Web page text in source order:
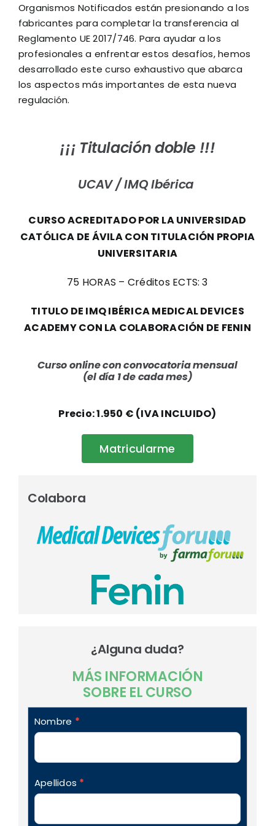
Organismos Notificados están presionando a los
fabricantes para completar la transferencia al
Reglamento UE 2017/746. Para ayudar a los
profesionales a enfrentar estos desafíos, hemos
desarrollado este curso exhaustivo que abarca
los aspectos más importantes de esta nueva
regulación.
¡¡¡ Titulación doble !!!
UCAV /IMQ Ibérica
CURSO ACREDITADO POR LAUNIVERSIDAD
CATÓLICA DE ÁVILA CON TITULACIÓN PROPIA
UNIVERSITARIA
75 HORAS – Créditos ECTS: 3
TITULO DE IMQ IBÉRICA MEDICAL DEVICES
ACADEMY CON LA COLABORACIÓN DE FENIN
Curso online con convocatoria mensual
(el día 1 de cada mes)
Precio: 1.950 € (IVA INCLUIDO)
Matricularme
Colabora
¿Alguna duda?
MÁS INFORMACIÓN
SOBRE EL CURSO
formulario_contacto_formacion
Nombre *
Apellidos *